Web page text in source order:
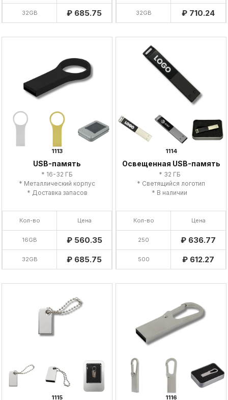
32GB ₽ 685.75 32GB ₽ 710.24
1113
USB-память
* 16-32 ГБ
* Металлический корпус
* Доставка запасов
Кол-во Цена
16GB ₽ 560.35
32GB ₽ 685.75
1114
Освещенная USB-память
* 32 ГБ
* Светящийся логотип
* В наличии
Кол-во Цена
250 ₽ 636.77
500 ₽ 612.27
1115 1116